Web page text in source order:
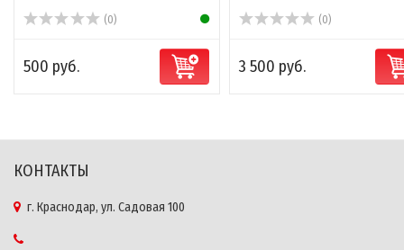
(0)
500 руб.
(0)
3 500 руб.
КОНТАКТЫ
г. Краснодар, ул. Садовая 100